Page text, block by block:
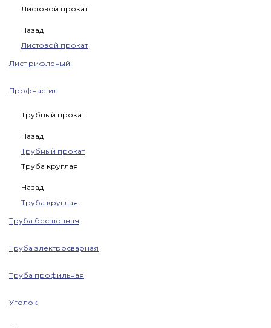
Листовой прокат
Назад
Листовой прокат
Лист рифленый
Профнастил
Трубный прокат
Назад
Трубный прокат
Труба круглая
Назад
Труба круглая
Труба бесшовная
Труба электросварная
Труба профильная
Уголок